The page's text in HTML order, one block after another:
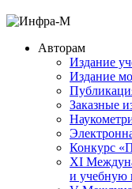
Авторам
Издание
Издание
Заказные
Конкурс
XI
и учебную